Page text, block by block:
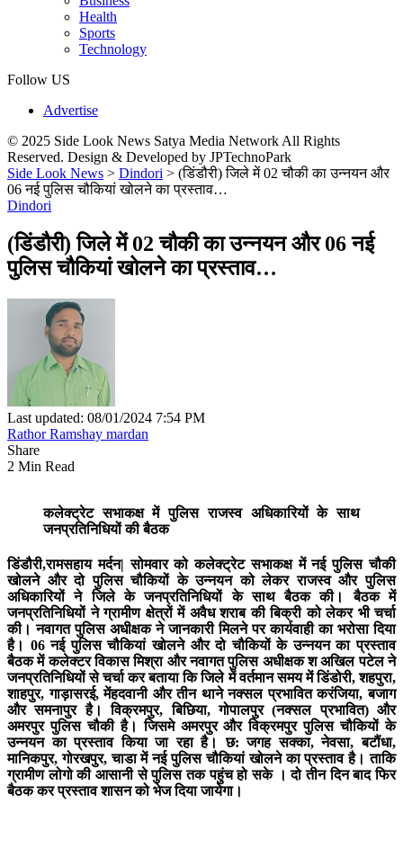
Health
Sports
Technology
Follow US
Advertise
© 2025 Side Look News Satya Media Network All Rights
Reserved. Design & Developed by JPTechnoPark
Side Look News > Dindori > (डिंडौरी) जिले में 02 चौकी का उन्नयन और
06 नई पुलिस चौकियां खोलने का प्रस्ताव…
Dindori
(डिंडौरी) जिले में 02 चौकी का उन्नयन और 06 नई
पुलिस चौकियां खोलने का प्रस्ताव…
Last updated: 08/01/2024 7:54 PM
Rathor Ramshay mardan
Share
2 Min Read
कलेक्ट्रेट सभाकक्ष में पुलिस राजस्व अधिकारियों के साथ
जनप्रतिनिधियों की बैठक
डिंडौरी,रामसहाय मर्दन| सोमवार को कलेक्ट्रेट सभाकक्ष में नई पुलिस चौकी
खोलने और दो पुलिस चौकियों के उन्नयन को लेकर राजस्व और पुलिस
अधिकारियों ने जिले के जनप्रतिनिधियों के साथ बैठक की। बैठक में
जनप्रतिनिधियों ने ग्रामीण क्षेत्रों में अवैध शराब की बिक्री को लेकर भी चर्चा
की। नवागत पुलिस अधीक्षक ने जानकारी मिलने पर कार्यवाही का भरोसा दिया
है। 06 नई पुलिस चौकियां खोलने और दो चौकियों के उन्नयन का प्रस्ताव
बैठक में कलेक्टर विकास मिश्रा और नवागत पुलिस अधीक्षक श अखिल पटेल ने
जनप्रतिनिधियों से चर्चा कर बताया कि जिले में वर्तमान समय में डिंडोरी, शहपुरा,
शाहपुर, गाड़ासरई, मेंहदवानी और तीन थाने नक्सल प्रभावित करंजिया, बजाग
और समनापुर है। विक्रमपुर, बिछिया, गोपालपुर (नक्सल प्रभावित) और
अमरपुर पुलिस चौकी है। जिसमे अमरपुर और विक्रमपुर पुलिस चौकियों के
उन्नयन का प्रस्ताव किया जा रहा है। छ: जगह सक्का, नेवसा, बटौंधा,
मानिकपुर, गोरखपुर, चाडा में नई पुलिस चौकियां खोलने का प्रस्ताव है। ताकि
ग्रामीण लोगो की आसानी से पुलिस तक पहुंच हो सके । दो तीन दिन बाद फिर
बैठक कर प्रस्ताव शासन को भेज दिया जायेगा।